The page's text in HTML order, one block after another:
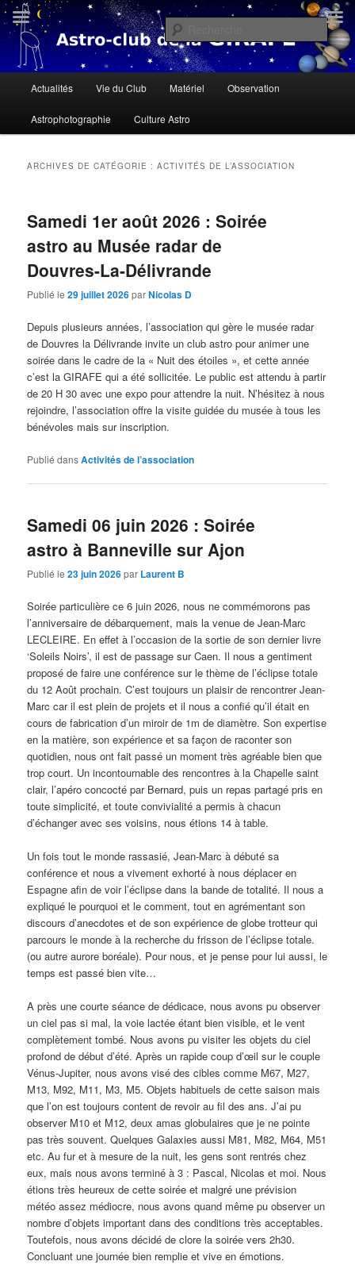
Aller
au
contenu
principal
Aller
au
contenu
secondaireAstroclub de la Girafe
« Il n'y a personne qui soit née sous une mauvaise étoile, il n'y a que des
gens qui ne savent pas lire le ciel » Dalaï Lama
principal
Actualités Vie du Club Matériel Observation
Astrophotographie Culture Astro
ARCHIVES DE CATÉGORIE :ACTIVITÉS DE L’ASSOCIATION
Samedi 1er août 2026 : Soirée
astro au Musée radar de
Douvres-La-Délivrande
Publié le29 juillet 2026parNicolas D
Depuis plusieurs années, l’association qui gère le musée radar
de Douvres la Délivrande invite un club astro pour animer une
soirée dans le cadre de la « Nuit des étoiles », et cette année
c’est la GIRAFE qui a été sollicitée. Le public est attendu à partir
de 20 H 30 avec une expo pour attendre la nuit. N’hésitez à nous
rejoindre, l’association offre la visite guidée du musée à tous les
bénévoles mais sur inscription.
Publié dansActivités de l’association
Samedi 06 juin 2026 : Soirée
astro à Banneville sur Ajon
Publié le23 juin 2026par Laurent B
Soirée particulière ce 6 juin 2026, nous ne commémorons pas
l’anniversaire de débarquement, mais la venue de Jean-Marc
LECLEIRE. En effet à l’occasion de la sortie de son dernier livre
‘Soleils Noirs’, il est de passage sur Caen. Il nous a gentiment
proposé de faire une conférence sur le thème de l’éclipse totale
du 12 Août prochain. C’est toujours un plaisir de rencontrer Jean-
Marc car il est plein de projets et il nous a confié qu’il était en
cours de fabrication d’un miroir de 1m de diamètre. Son expertise
en la matière, son expérience et sa façon de raconter son
quotidien, nous ont fait passé un moment très agréable bien que
trop court. Un incontournable des rencontres à la Chapelle saint
clair, l’apéro concocté par Bernard, puis un repas partagé pris en
toute simplicité, et toute convivialité a permis à chacun
d’échanger avec ses voisins, nous étions 14 à table.
Un fois tout le monde rassasié, Jean-Marc à débuté sa
conférence et nous a vivement exhorté à nous déplacer en
Espagne afin de voir l’éclipse dans la bande de totalité. Il nous a
expliqué le pourquoi et le comment, tout en agrémentant son
discours d’anecdotes et de son expérience de globe trotteur qui
parcours le monde à la recherche du frisson de l’éclipse totale.
(ou autre aurore boréale). Pour nous, et je pense pour lui aussi, le
temps est passé bien vite…
A près une courte séance de dédicace, nous avons pu observer
un ciel pas si mal, la voie lactée étant bien visible, et le vent
complètement tombé. Nous avons pu visiter les objets du ciel
profond de début d’été. Après un rapide coup d’œil sur le couple
Vénus-Jupiter, nous avons visé des cibles comme M67, M27,
M13, M92, M11, M3, M5. Objets habituels de cette saison mais
que l’on est toujours content de revoir au fil des ans. J’ai pu
observer M10 et M12, deux amas globulaires que je ne pointe
pas très souvent. Quelques Galaxies aussi M81, M82, M64, M51
etc. Au fur et à mesure de la nuit, les gens sont rentrés chez
eux, mais nous avons terminé à 3 : Pascal, Nicolas et moi. Nous
étions très heureux de cette soirée et malgré une prévision
météo assez médiocre, nous avons quand même pu observer un
nombre d’objets important dans des conditions très acceptables.
Toutefois, nous avons décidé de clore la soirée vers 2h30.
Concluant une journée bien remplie et vive en émotions.